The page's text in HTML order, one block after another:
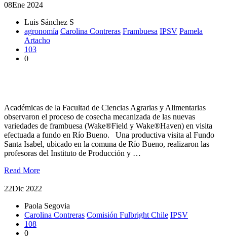
08Ene 2024
Luis Sánchez S
agronomía Carolina Contreras Frambuesa IPSV Pamela
Artacho
103
0
Académicas de la Facultad de Ciencias Agrarias y Alimentarias
observaron el proceso de cosecha mecanizada de las nuevas
variedades de frambuesa (Wake®Field y Wake®Haven) en visita
efectuada a fundo en Río Bueno. Una productiva visita al Fundo
Santa Isabel, ubicado en la comuna de Río Bueno, realizaron las
profesoras del Instituto de Producción y …
Read More
22Dic 2022
Paola Segovia
Carolina Contreras Comisión Fulbright Chile IPSV
108
0